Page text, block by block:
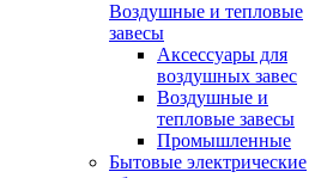
Воздушные и тепловые
завесы
Аксессуары для
воздушных завес
Воздушные и
тепловые завесы
Промышленные
Бытовые электрические